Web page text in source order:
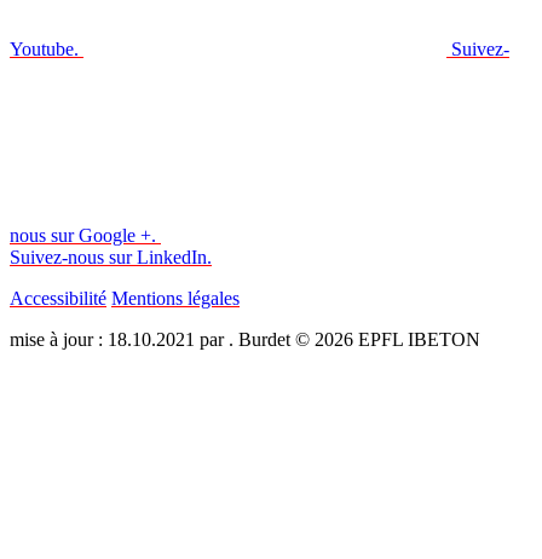
Youtube. Suivez-
nous sur Google +.
Suivez-nous sur LinkedIn.
Accessibilité Mentions légales
mise à jour : 18.10.2021 par . Burdet © 2026 EPFL IBETON